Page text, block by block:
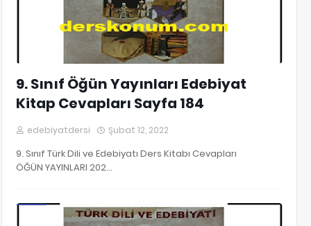
9. Sınıf Öğün Yayınları Edebiyat
Kitap Cevapları Sayfa 184
edebiyatdersi Şubat 12, 2022
9. Sınıf Türk Dili ve Edebiyatı Ders Kitabı Cevapları
ÖĞÜN YAYINLARI 202…